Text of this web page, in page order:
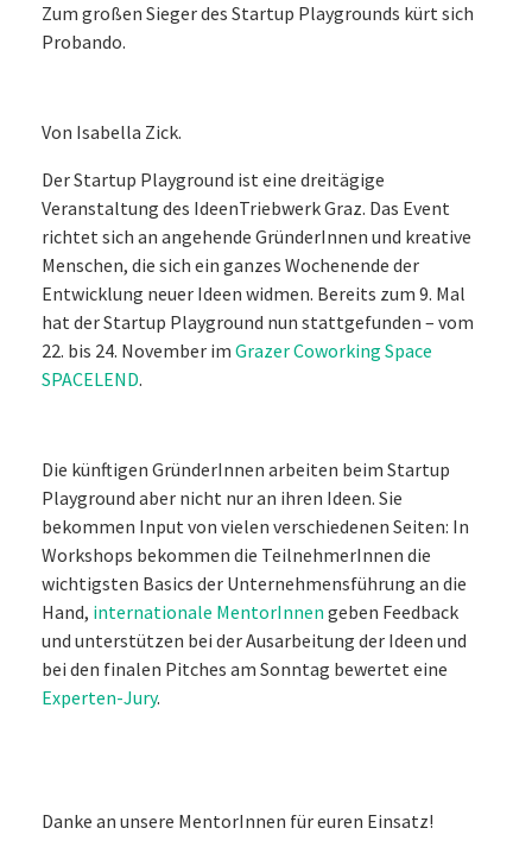
Zum großen Sieger des Startup Playgrounds kürt sich
Probando.
Von Isabella Zick.
Der Startup Playground ist eine dreitägige
Veranstaltung des IdeenTriebwerk Graz. Das Event
richtet sich an angehende GründerInnen und kreative
Menschen, die sich ein ganzes Wochenende der
Entwicklung neuer Ideen widmen. Bereits zum 9. Mal
hat der Startup Playground nun stattgefunden – vom
22. bis 24. November im Grazer Coworking Space
SPACELEND.
Die künftigen GründerInnen arbeiten beim Startup
Playground aber nicht nur an ihren Ideen. Sie
bekommen Input von vielen verschiedenen Seiten: In
Workshops bekommen die TeilnehmerInnen die
wichtigsten Basics der Unternehmensführung an die
Hand, internationale MentorInnen geben Feedback
und unterstützen bei der Ausarbeitung der Ideen und
bei den finalen Pitches am Sonntag bewertet eine
Experten-Jury.
Danke an unsere MentorInnen für euren Einsatz!